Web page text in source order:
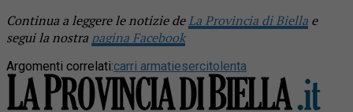
Continua a leggere le notizie deLa Provincia di Biella e
segui la nostra pagina Facebook
Argomenti correlati:carri armatiesercitolenta